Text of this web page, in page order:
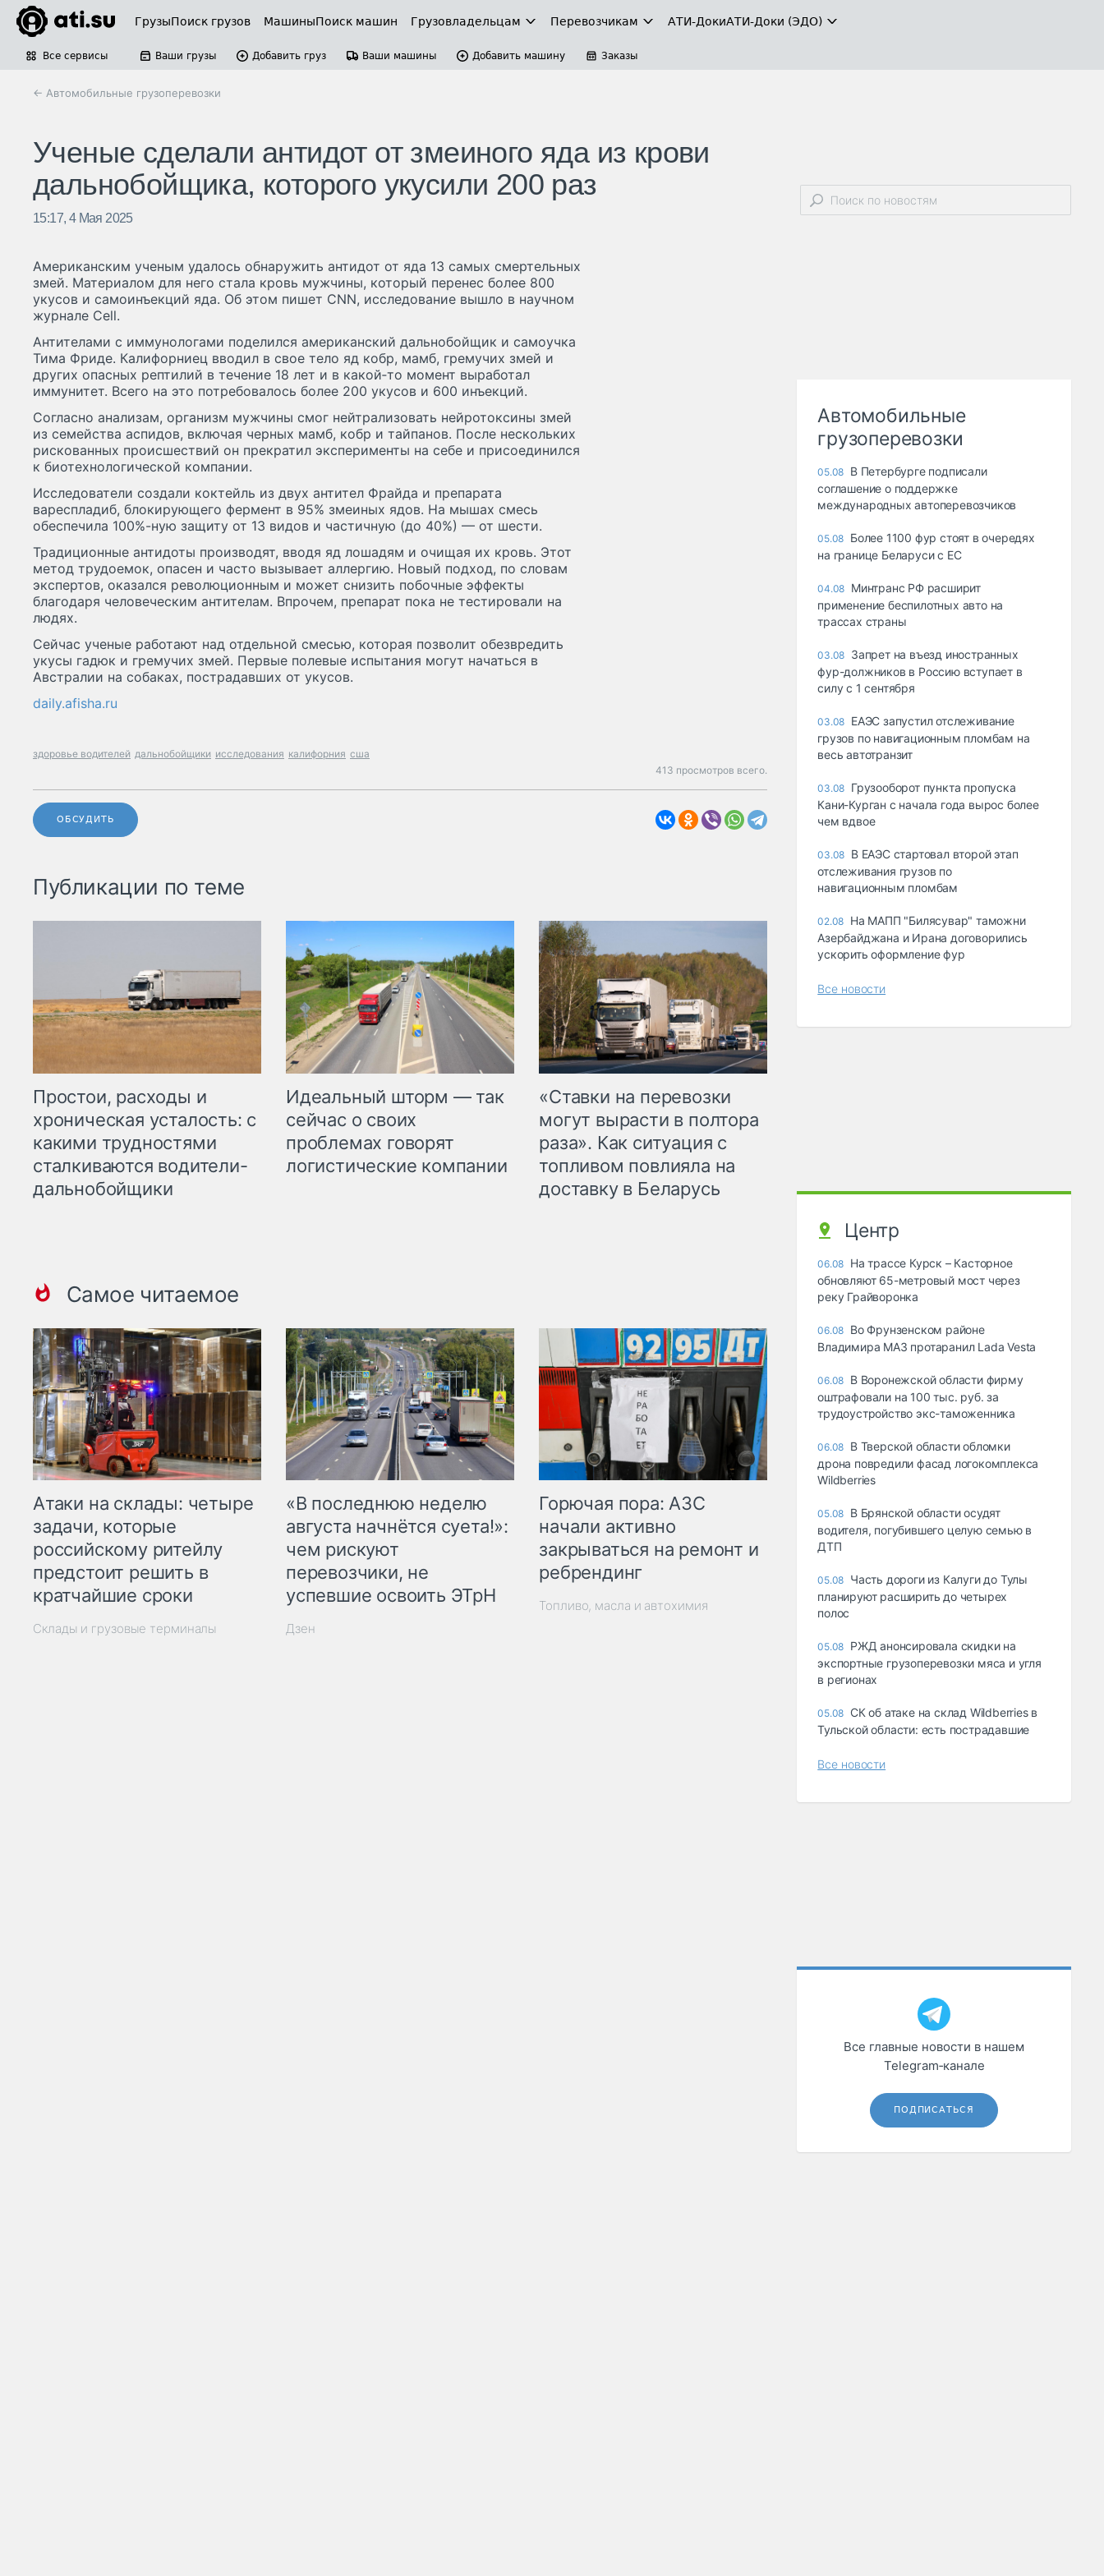
ГрузыПоиск грузов МашиныПоиск машин Грузовладельцам Перевозчикам АТИ-ДокиАТИ-Доки (ЭДО)
Все сервисы Ваши грузы Добавить груз Ваши машины Добавить машину Заказы
← Автомобильные грузоперевозки
Ученые сделали антидот от змеиного яда из крови
дальнобойщика, которого укусили 200 раз
15:17, 4 Мая 2025
Американским ученым удалось обнаружить антидот от яда 13 самых смертельных
змей. Материалом для него стала кровь мужчины, который перенес более 800
укусов и самоинъекций яда. Об этом пишет CNN, исследование вышло в научном
журнале Cell.
Антителами с иммунологами поделился американский дальнобойщик и самоучка
Тима Фриде. Калифорниец вводил в свое тело яд кобр, мамб, гремучих змей и
других опасных рептилий в течение 18 лет и в какой‑то момент выработал
иммунитет. Всего на это потребовалось более 200 укусов и 600 инъекций.
Согласно анализам, организм мужчины смог нейтрализовать нейротоксины змей
из семейства аспидов, включая черных мамб, кобр и тайпанов. После нескольких
рискованных происшествий он прекратил эксперименты на себе и присоединился
к биотехнологической компании.
Исследователи создали коктейль из двух антител Фрайда и препарата
вареспладиб, блокирующего фермент в 95% змеиных ядов. На мышах смесь
обеспечила 100%-ную защиту от 13 видов и частичную (до 40%) — от шести.
Традиционные антидоты производят, вводя яд лошадям и очищая их кровь. Этот
метод трудоемок, опасен и часто вызывает аллергию. Новый подход, по словам
экспертов, оказался революционным и может снизить побочные эффекты
благодаря человеческим антителам. Впрочем, препарат пока не тестировали на
людях.
Сейчас ученые работают над отдельной смесью, которая позволит обезвредить
укусы гадюк и гремучих змей. Первые полевые испытания могут начаться в
Австралии на собаках, пострадавших от укусов.
daily.afisha.ru
здоровье водителей дальнобойщики исследования калифорния сша
413 просмотров всего.
ОБСУДИТЬ
Публикации по теме
Простои, расходы и
хроническая усталость: с
какими трудностями
сталкиваются водители-
дальнобойщики
Идеальный шторм — так
сейчас о своих
проблемах говорят
логистические компании
«Ставки на перевозки
могут вырасти в полтора
раза». Как ситуация с
топливом повлияла на
доставку в Беларусь
Самое читаемое
Атаки на склады: четыре
задачи, которые
российскому ритейлу
предстоит решить в
кратчайшие сроки
Склады и грузовые терминалы
«В последнюю неделю
августа начнётся суета!»:
чем рискуют
перевозчики, не
успевшие освоить ЭТрН
Дзен
Горючая пора: АЗС
начали активно
закрываться на ремонт и
ребрендинг
Топливо, масла и автохимия
Автомобильные
грузоперевозки
05.08 В Петербурге подписали
соглашение о поддержке
международных автоперевозчиков
05.08 Более 1100 фур стоят в очередях
на границе Беларуси с ЕС
04.08 Минтранс РФ расширит
применение беспилотных авто на
трассах страны
03.08 Запрет на въезд иностранных
фур-должников в Россию вступает в
силу с 1 сентября
03.08 ЕАЭС запустил отслеживание
грузов по навигационным пломбам на
весь автотранзит
03.08 Грузооборот пункта пропуска
Кани-Курган с начала года вырос более
чем вдвое
03.08 В ЕАЭС стартовал второй этап
отслеживания грузов по
навигационным пломбам
02.08 На МАПП "Билясувар" таможни
Азербайджана и Ирана договорились
ускорить оформление фур
Все новости
Центр
06.08 На трассе Курск – Касторное
обновляют 65-метровый мост через
реку Грайворонка
06.08 Во Фрунзенском районе
Владимира МАЗ протаранил Lada Vesta
06.08 В Воронежской области фирму
оштрафовали на 100 тыс. руб. за
трудоустройство экс-таможенника
06.08 В Тверской области обломки
дрона повредили фасад логокомплекса
Wildberries
05.08 В Брянской области осудят
водителя, погубившего целую семью в
ДТП
05.08 Часть дороги из Калуги до Тулы
планируют расширить до четырех
полос
05.08 РЖД анонсировала скидки на
экспортные грузоперевозки мяса и угля
в регионах
05.08 СК об атаке на склад Wildberries в
Тульской области: есть пострадавшие
Все новости
Все главные новости в нашем
Telegram‑канале
ПОДПИСАТЬСЯ